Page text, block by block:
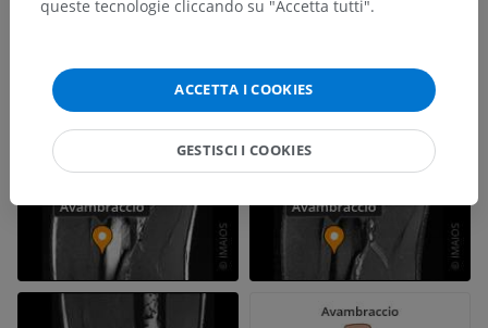
queste tecnologie cliccando su "Accetta tutti".
ACCETTA I COOKIES
GESTISCI I COOKIES